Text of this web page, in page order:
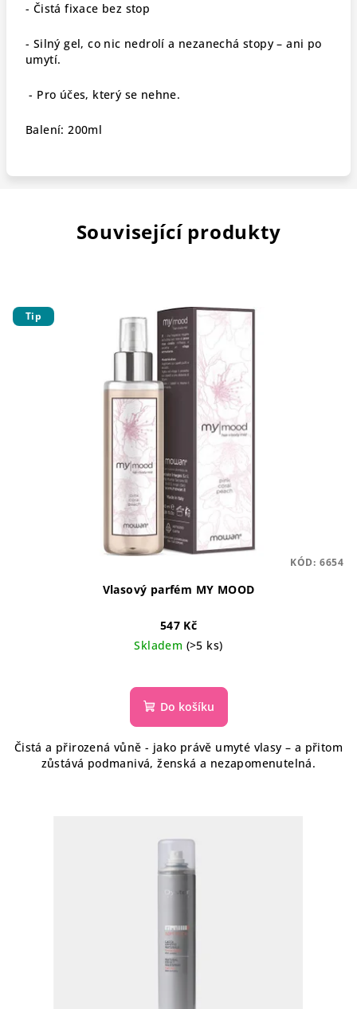
- Čistá fixace bez stop
- Silný gel, co nic nedrolí a nezanechá stopy – ani po
umytí.
- Pro účes, který se nehne.
Balení: 200ml
Související produkty
Tip
Vlasový parfém MY MOOD
547 Kč
Skladem (>5 ks)
Do košíku
Čistá a přirozená vůně - jako právě umyté vlasy – a přitom
zůstává podmanivá, ženská a nezapomenutelná.
KÓD: 6654